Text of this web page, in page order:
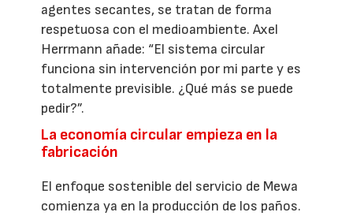
agentes secantes, se tratan de forma
respetuosa con el medioambiente. Axel
Herrmann añade: “El sistema circular
funciona sin intervención por mi parte y es
totalmente previsible. ¿Qué más se puede
pedir?”.
La economía circular empieza en la
fabricación
El enfoque sostenible del servicio de Mewa
comienza ya en la producción de los paños.